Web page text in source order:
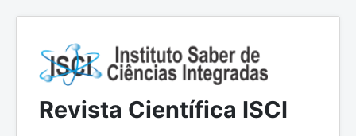
Revista Científica ISCI